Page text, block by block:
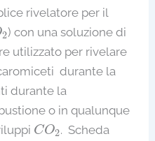
rivelatore per il
2
2) con una soluzione di
utilizzato per rivelare
durante la
durante la
o in qualunque
CO2
CO2 . Scheda